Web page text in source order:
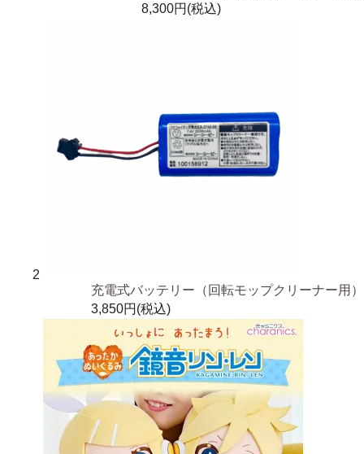
8,300円(税込)
2
充電式バッテリー（回転モップクリーナー用）
3,850円(税込)